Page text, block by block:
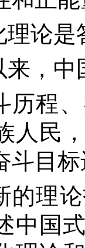
理论
来，
历程
人民
斗目
的理
中国